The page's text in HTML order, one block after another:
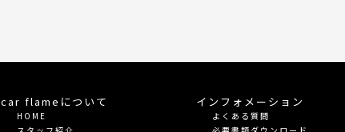
car flameについて
HOME
インフォメーション
よくある質問